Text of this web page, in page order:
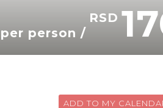
per person /
RSD
ADD TO MY